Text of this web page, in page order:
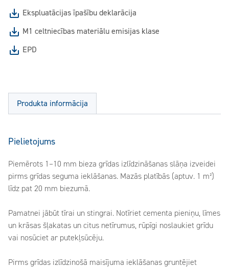
Ekspluatācijas īpašību deklarācija
M1 celtniecības materiālu emisijas klase
EPD
Produkta informācija
Pielietojums
Piemērots 1–10 mm bieza grīdas izlīdzināšanas slāņa izveidei
pirms grīdas seguma ieklāšanas. Mazās platībās (aptuv. 1 m²)
līdz pat 20 mm biezumā.
Pamatnei jābūt tīrai un stingrai. Notīriet cementa pieniņu, līmes
un krāsas šļakatas un citus netīrumus, rūpīgi noslaukiet grīdu
vai nosūciet ar putekļsūcēju.
Pirms grīdas izlīdzinošā maisījuma ieklāšanas gruntējiet